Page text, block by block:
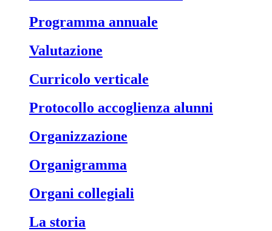
Programma annuale
Valutazione
Curricolo verticale
Protocollo accoglienza alunni
Organizzazione
Organigramma
Organi collegiali
La storia